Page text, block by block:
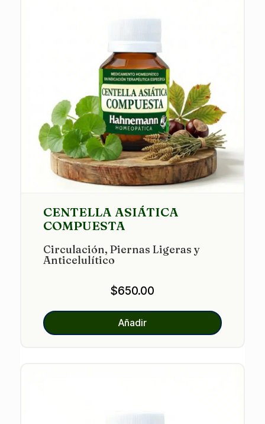
CENTELLA ASIÁTICA
COMPUESTA
Circulación, Piernas Ligeras y
Anticelulítico
$650.00
Añadir